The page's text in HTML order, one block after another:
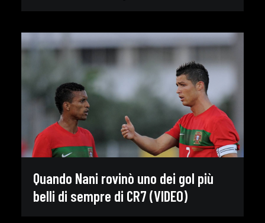
Quando Nani rovinò uno dei gol più
belli di sempre di CR7 (VIDEO)